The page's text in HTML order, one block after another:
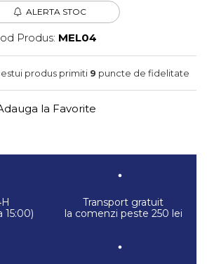
societate
ALERTA STOC
Produs: MEL04
produs primiti 9 puncte de fidelitate
la Favorite
15:00)
Transport gratuit
la comenzi peste 250 lei